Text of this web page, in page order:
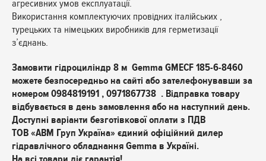
агресивних умов експлуатації.
Використання комплектуючих провідних італійських ,
турецьких та німецьких виробників для герметизації
з’єднань.
Замовити гідроциліндр 8 м Gemma GMECF 185-6-8460
можете безпосередньо на сайті або зателефонувавши за
номером 0984819191 , 0971867738 . Відправка товару
відбувається в день замовлення або на наступний день.
Доступні варіанти безготівкової оплати з ПДВ
ТОВ «АВМ Груп Україна» єдиний офіційний дилер
гідравлічного обладнання Gemma в Україні.